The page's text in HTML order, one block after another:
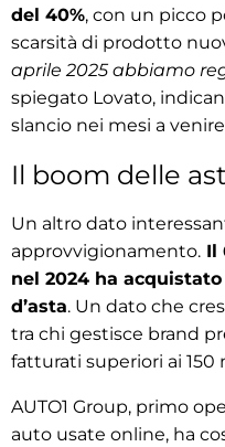
del 40%, con un picco
scarsità di prodotto
aprile 2025 abbiamo
spiegato Lovato,
slancio nei mesi a
Il boom delle
Un altro dato
approvvigionamento. Il
nel 2024 ha
d’asta. Un dato che
tra chi gestisce brand
fatturati superiori ai 150
AUTO1 Group, primo
auto usate online, ha